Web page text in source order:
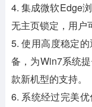
4. 集成微软Edge
无主页锁定，用户
5. 使用高度稳定
备，为Win7系统
款新机型的支持。
6. 系统经过完美优